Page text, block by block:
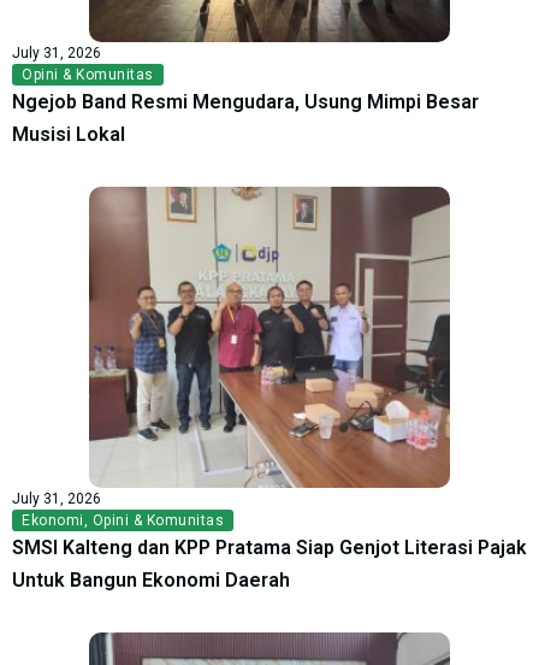
July 31, 2026
Opini & Komunitas
Ngejob Band Resmi Mengudara, Usung Mimpi Besar
Musisi Lokal
July 31, 2026
Ekonomi, Opini & Komunitas
SMSI Kalteng dan KPP Pratama Siap Genjot Literasi Pajak
Untuk Bangun Ekonomi Daerah